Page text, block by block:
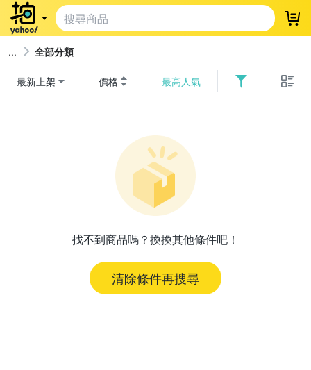
登
全部分類
最新上架 價格 最高人氣
找不到商品嗎？換換其他條件吧！
清除條件再搜尋